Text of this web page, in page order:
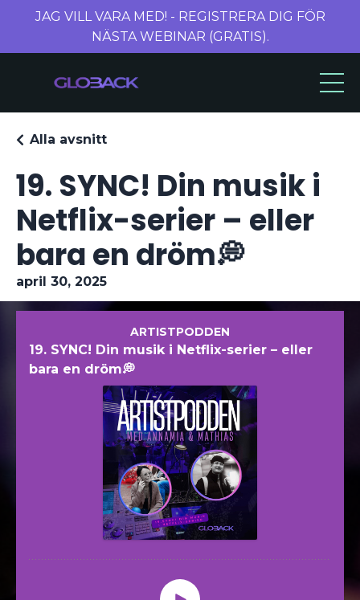
JAG VILL VARA MED! - REGISTRERA DIG FÖR
NÄSTA WEBINAR (GRATIS).
19. SYNC! Din musik i
Netflix-serier – eller
bara en dröm💭
Alla avsnitt
april 30, 2025